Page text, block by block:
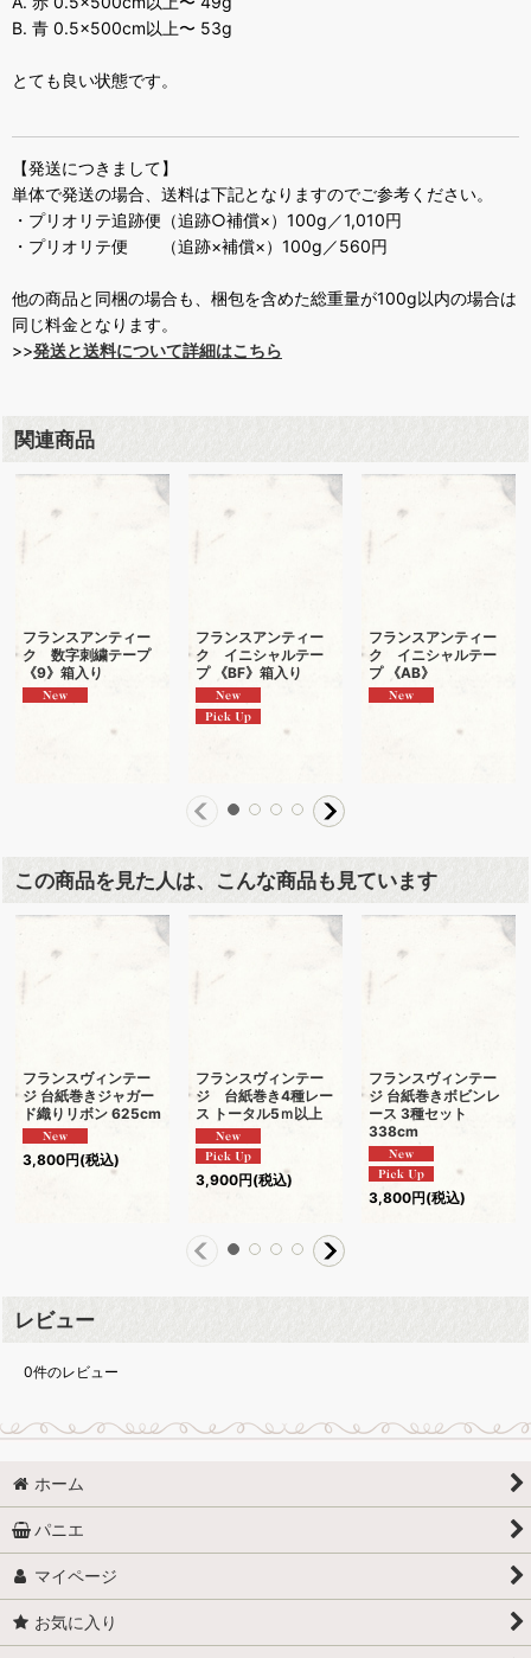
B. 青 0.5×500cm以上〜 53g
とても良い状態です。
【発送につきまして】
単体で発送の場合、送料は下記となりますのでご参考ください。
・プリオリテ追跡便（追跡○補償×）100g／1,010円
・プリオリテ便 （追跡×補償×）100g／560円
他の商品と同梱の場合も、梱包を含めた総重量が100g以内の場合は
同じ料金となります。
>>発送と送料について詳細はこちら
関連商品
フランスアンティー
ク 数字刺繍テープ
《9》箱入り
フランスアンティー
ク イニシャルテー
プ 《BF》箱入り
フランスアンティー
ク イニシャルテー
プ 《AB》
この商品を見た人は、こんな商品も見ています
フランスヴィンテー
ジ 台紙巻きジャガー
ド織りリボン 625cm
3,800円(税込)
フランスヴィンテー
ジ 台紙巻き4種レー
ス トータル5ｍ以上
3,900円(税込)
フランスヴィンテー
ジ 台紙巻きボビンレ
ース 3種セット
338cm
3,800円(税込)
レビュー
0件のレビュー
ホーム
パニエ
マイページ
お気に入り